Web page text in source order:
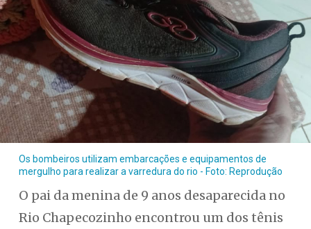
Os bombeiros utilizam embarcações e equipamentos de
mergulho para realizar a varredura do rio - Foto: Reprodução
O pai da menina de 9 anos desaparecida no
Rio Chapecozinho encontrou um dos tênis